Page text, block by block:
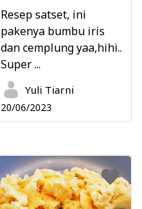
Resep satset, ini
pakenya bumbu iris
dan cemplung yaa,hihi..
Super ...
Yuli Tiarni
20/06/2023